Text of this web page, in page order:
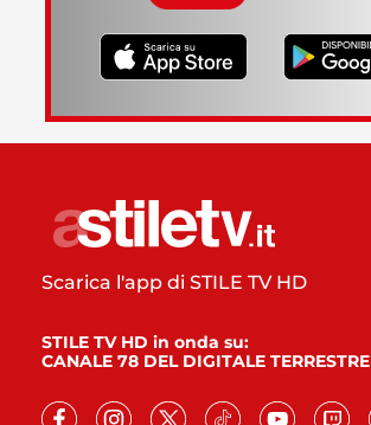
Scarica l'app di STILE TV HD
STILE TV HD in onda su:
CANALE 78 DEL DIGITALE TERRESTRE